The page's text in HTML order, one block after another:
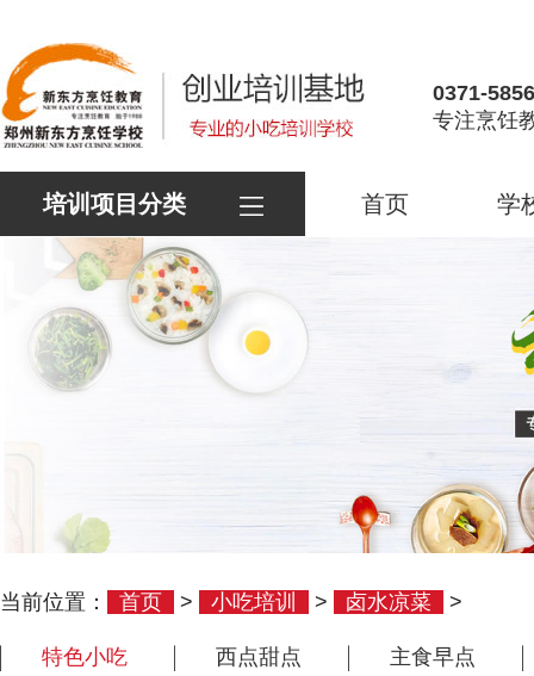
0371-
专注烹饪
培训项目分类 首页 学
当前位置： 首页 > 小吃培训 > 卤水凉菜 >
特色小吃 西点甜点 主食早点